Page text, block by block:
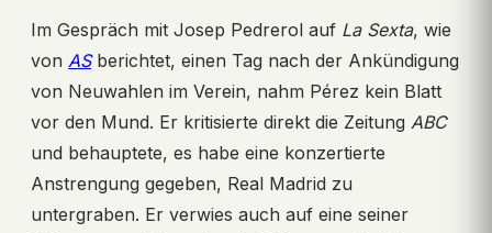
Im Gespräch mit Josep Pedrerol auf La Sexta, wie
von ASberichtet, einen Tag nach der Ankündigung
von Neuwahlen im Verein, nahm Pérez kein Blatt
vor den Mund. Er kritisierte direkt die Zeitung ABC
und behauptete, es habe eine konzertierte
Anstrengung gegeben, Real Madrid zu
untergraben. Er verwies auch auf eine seiner